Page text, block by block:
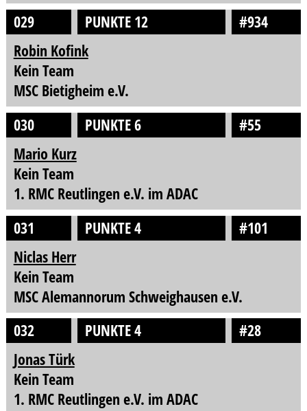
029
PUNKTE 12
#934
Robin Kofink
Kein Team
MSC Bietigheim e.V.
030
PUNKTE 6
#55
Mario Kurz
Kein Team
1. RMC Reutlingen e.V. im ADAC
031
PUNKTE 4
#101
Niclas Herr
Kein Team
MSC Alemannorum Schweighausen e.V.
032
PUNKTE 4
#28
Jonas Türk
Kein Team
1. RMC Reutlingen e.V. im ADAC